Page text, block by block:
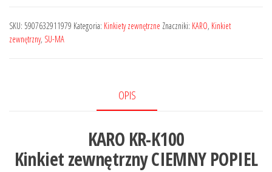
SKU: 5907632911979 Kategoria: Kinkiety zewnętrzne Znaczniki: KARO, Kinkiet
zewnętrzny, SU-MA
OPIS
KARO KR-K100
Kinkiet zewnętrzny CIEMNY POPIEL